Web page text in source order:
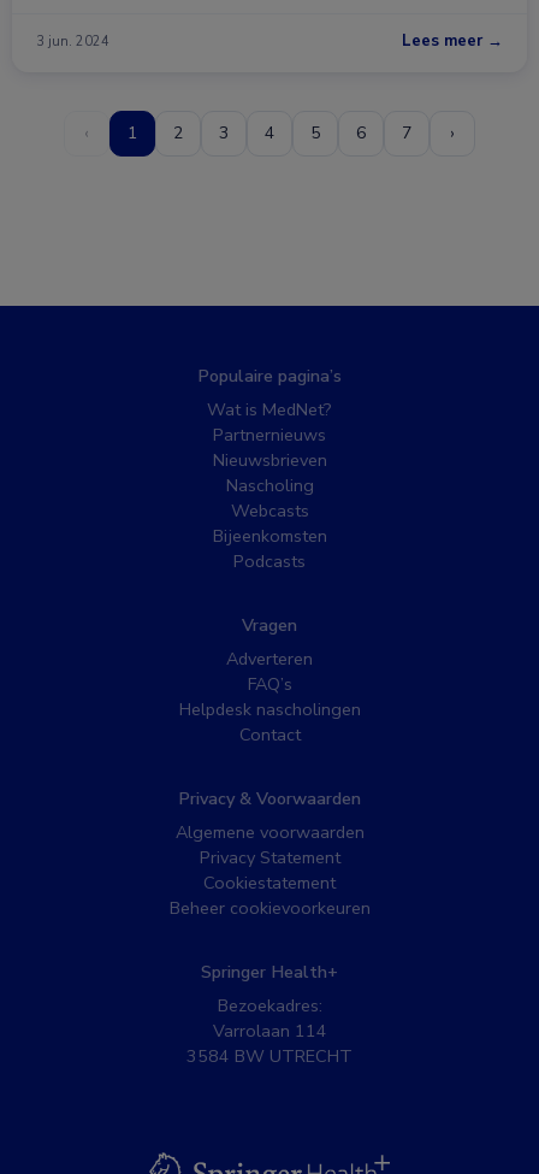
3 jun. 2024 Lees meer →
‹ 1 2 3 4 5 6 7 ›
Populaire pagina’s
Wat is MedNet?
Partnernieuws
Nieuwsbrieven
Nascholing
Webcasts
Bijeenkomsten
Podcasts
Vragen
Adverteren
FAQ’s
Helpdesk nascholingen
Contact
Privacy & Voorwaarden
Algemene voorwaarden
Privacy Statement
Cookiestatement
Beheer cookievoorkeuren
Springer Health+
Bezoekadres:
Varrolaan 114
3584 BW UTRECHT
BSL